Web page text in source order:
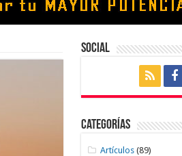
Social
Categorías
Artículos (89)